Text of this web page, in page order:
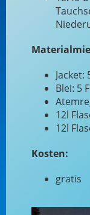
Jacket:
Blei: 5
12l
12l
Kosten:
gratis